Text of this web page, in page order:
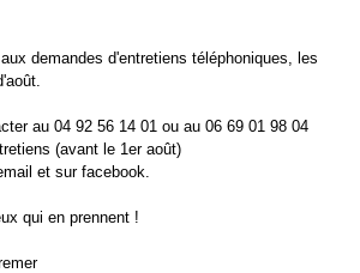
demandes d'entretiens téléphoniques, les
au 04 92 56 14 01 ou au 06 69 01 98 04
(avant le 1er août)
et sur facebook.
qui en prennent !